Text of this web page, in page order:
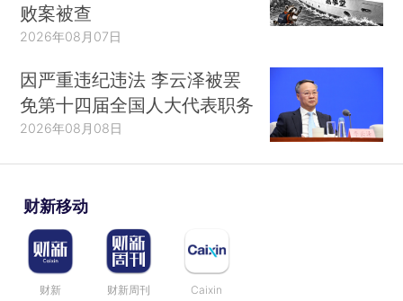
败案被查
2026年08月07日
因严重违纪违法 李云泽被罢
免第十四届全国人大代表职务
2026年08月08日
财新移动
财新 财新周刊 Caixin